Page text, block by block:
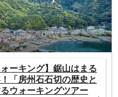
ーキング】鋸山はまる
「房州石石切の歴史と
ウォーキングツアー